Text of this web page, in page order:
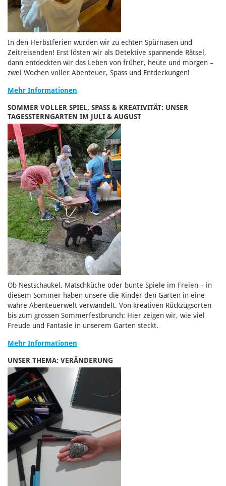
In den Herbstferien wurden wir zu echten Spürnasen und
Zeitreisenden! Erst lösten wir als Detektive spannende Rätsel,
dann entdeckten wir das Leben von früher, heute und morgen –
zwei Wochen voller Abenteuer, Spass und Entdeckungen!
Mehr Informationen
SOMMER VOLLER SPIEL, SPASS & KREATIVITÄT: UNSER
TAGESSTERNGARTEN IM JULI & AUGUST
Ob Nestschaukel, Matschküche oder bunte Spiele im Freien – in
diesem Sommer haben unsere die Kinder den Garten in eine
wahre Abenteuerwelt verwandelt. Von kreativen Rückzugsorten
bis zum grossen Sommerfestbrunch: Hier zeigen wir, wie viel
Freude und Fantasie in unserem Garten steckt.
Mehr Informationen
UNSER THEMA: VERÄNDERUNG